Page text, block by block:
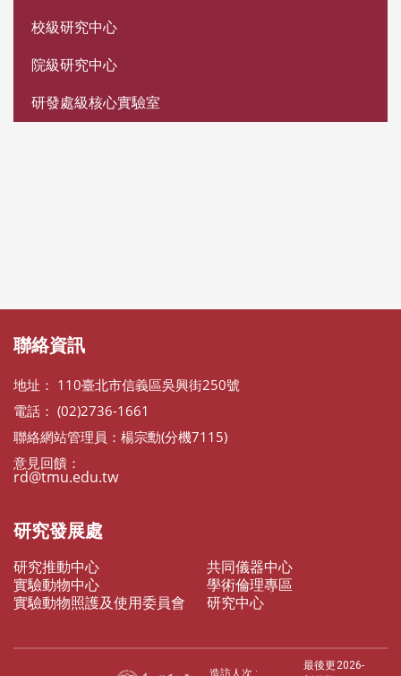
校級研究中心
院級研究中心
研發處級核心實驗室
聯絡資訊
地址： 110臺北市信義區吳興街250號
電話： (02)2736-1661
聯絡網站管理員：楊宗勳(分機7115)
意見回饋：
rd@tmu.edu.tw
研究發展處
研究推動中心
共同儀器中心
實驗動物中心
學術倫理專區
實驗動物照護及使用委員會
研究中心
造訪人次 :
最後更 2026-